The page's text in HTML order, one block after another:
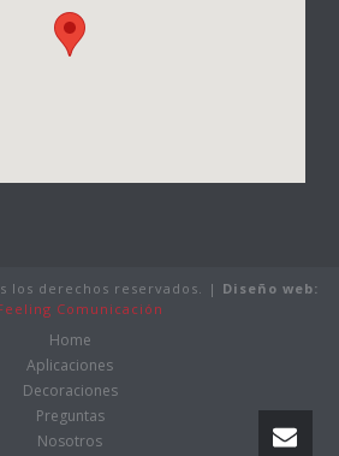
los derechos reservados. | Diseño web:
Home
Aplicaciones
Decoraciones
Preguntas
Nosotros